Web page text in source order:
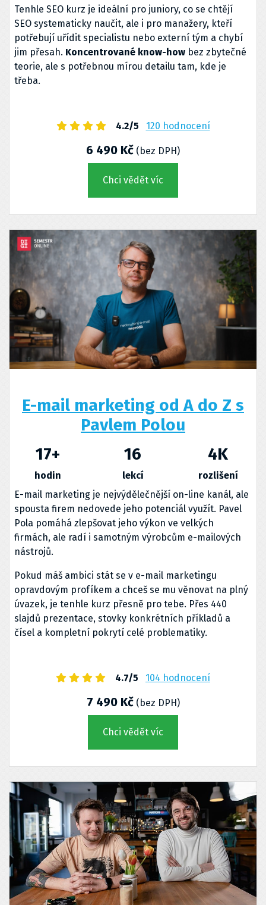
Tenhle SEO kurz je ideální pro juniory, co se chtějí
SEO systematicky naučit, ale i pro manažery, kteří
potřebují uřídit specialistu nebo externí tým a chybí
jim přesah. Koncentrované know-how bez zbytečné
teorie, ale s potřebnou mírou detailu tam, kde je
třeba.
4.2/5 120 hodnocení
6 490 Kč (bez DPH)
Chci vědět víc
E-mail marketing od A do Z s
Pavlem Polou
17+
hodin
16
lekcí
4K
rozlišení
E-mail marketing je nejvýdělečnější on-line kanál, ale
spousta firem nedovede jeho potenciál využít. Pavel
Pola pomáhá zlepšovat jeho výkon ve velkých
firmách, ale radí i samotným výrobcům e-mailových
nástrojů.
Pokud máš ambici stát se v e-mail marketingu
opravdovým profíkem a chceš se mu věnovat na plný
úvazek, je tenhle kurz přesně pro tebe. Přes 440
slajdů prezentace, stovky konkrétních příkladů a
čísel a kompletní pokrytí celé problematiky.
4.7/5 104 hodnocení
7 490 Kč(bez DPH)
Chci vědět víc